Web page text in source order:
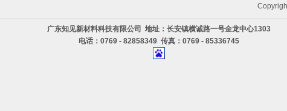
广东知见新材料科技有限公司 地址：长安镇横诚路一号金龙中心1303
电话：0769 - 82858349 传真：0769 - 85336745